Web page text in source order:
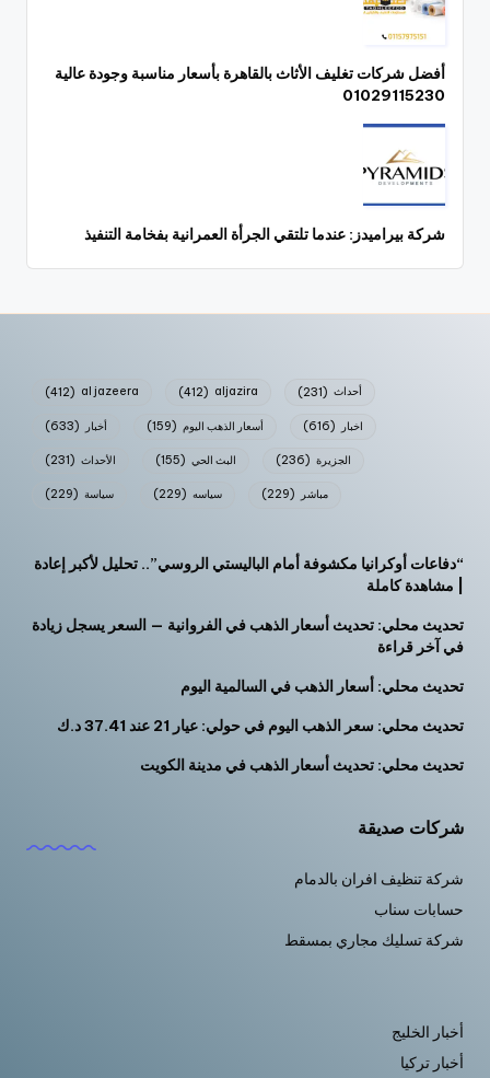
أفضل شركات تغليف الأثاث بالقاهرة بأسعار مناسبة وجودة عالية
01029115230
شركة بيراميدز: عندما تلتقي الجرأة العمرانية بفخامة التنفيذ
al jazeera
(412) aljazira
(412) أحداث (231)
أخبار (633) أسعار الذهب اليوم (159) اخبار (616)
الأحداث (231) البث الحي (155) الجزيرة (236)
سياسة (229) سياسه (229) مباشر (229)
“دفاعات أوكرانيا مكشوفة أمام الباليستي الروسي”.. تحليل لأكبر إعادة
| مشاهدة كاملة
تحديث محلي: تحديث أسعار الذهب في الفروانية — السعر يسجل زيادة
في آخر قراءة
تحديث محلي: أسعار الذهب في السالمية اليوم
تحديث محلي: سعر الذهب اليوم في حولي: عيار 21 عند 37.41 د.ك
تحديث محلي: تحديث أسعار الذهب في مدينة الكويت
شركات صديقة
شركة تنظيف افران بالدمام
حسابات سناب
شركة تسليك مجاري بمسقط
أخبار الخليج
أخبار تركيا